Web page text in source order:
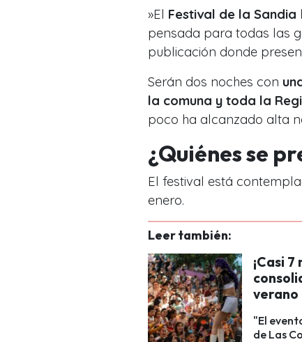
»El Festival de la Sandia
pensada para todas las
publicación donde
Serán dos noches con
la comuna y toda la
poco ha alcanzado alta
¿Quiénes se
El festival está
enero.
Leer también:
¡Casi
verano
"El
de Las